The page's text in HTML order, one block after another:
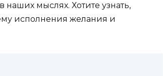
наших мыслях. Хотите узнать,
исполнения желания и